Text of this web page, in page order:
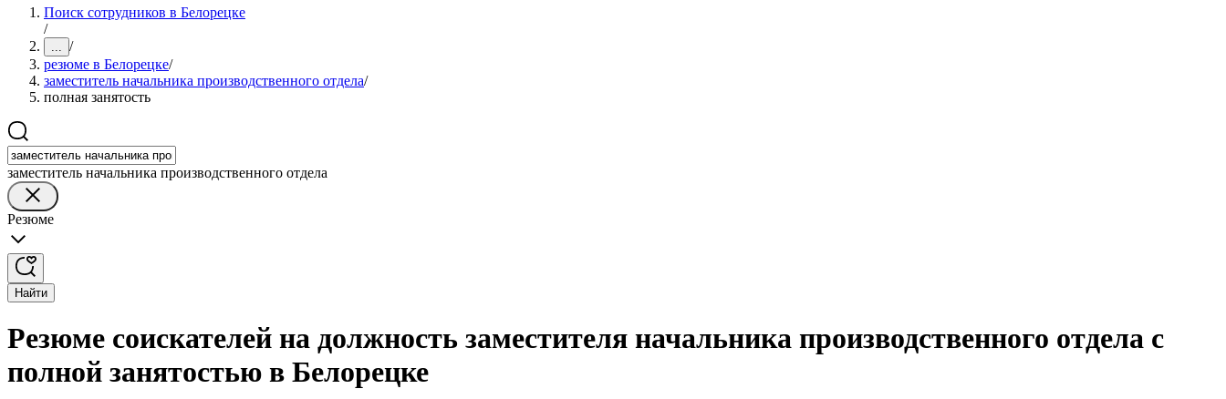
Поиск сотрудников в Белорецке
/
... /
резюме в Белорецке/
заместитель начальника производственного отдела/
полная занятость
заместитель начальника производственного отдела
Резюме
Найти
Резюме соискателей на должность заместителя начальника производственного отдела с
полной занятостью в Белорецке